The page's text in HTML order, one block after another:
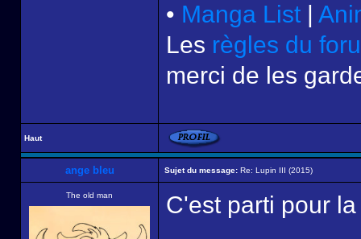
• Manga List |
Les règles du
merci de les
Haut
ange bleu Sujet du message: Re: Lupin III (2015)
The old man C'est parti pour